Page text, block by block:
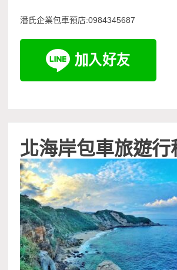
潘氏企業包車預店:0984345687
北海岸包車旅遊